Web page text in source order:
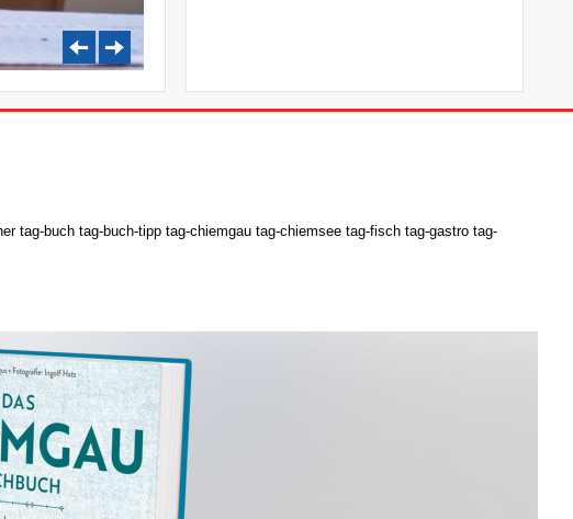
tag-buch tag-buch-tipp tag-chiemgau tag-chiemsee tag-fisch tag-gastro tag-